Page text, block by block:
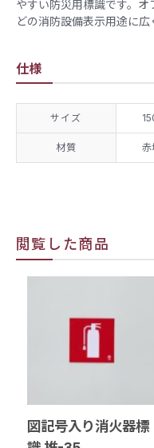
やすい防災用標識です。
どの消防設備表示用途に広
仕様
サイズ
材質 赤
閲覧した商品
図記号入り消火器標